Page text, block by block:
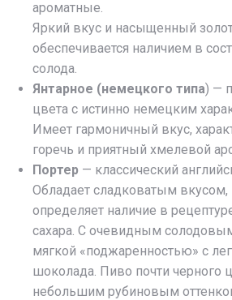
ароматные.
Яркий вкус и насыщенный
обеспечивается наличием в
солода.
Янтарное (немецкого типа) —
цвета с истинно немецким
Имеет гармоничный вкус,
горечь и приятный хмелевой
Портер — классический
Обладает сладковатым вкусом,
определяет наличие в
сахара. С очевидным
мягкой «поджаренностью» с
шоколада. Пиво почти черного
небольшим рубиновым